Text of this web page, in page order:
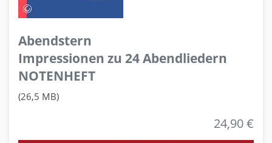
Abendstern
Impressionen zu 24 Abendliedern
NOTENHEFT
(26,5 MB)
24,90 €